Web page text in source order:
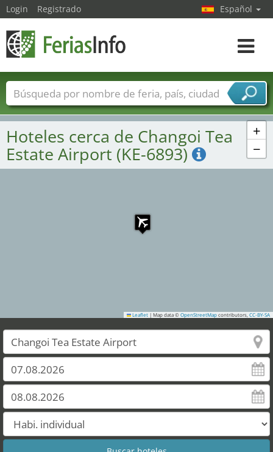
+
−
Leaflet | Map data © OpenStreetMap contributors, CC-BY-SA
Hoteles cerca de Changoi Tea
Estate Airport (KE-6893)
Login Registrado Español
toggle
Nombres de ferias Países
Ciudades
Sectores de ferias
Sectores de proveedor de servicios